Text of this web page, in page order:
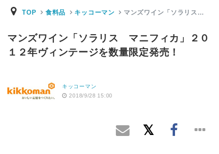
TOP 食料品 キッコーマン マンズワイン「ソラリス…
マンズワイン「ソラリス マニフィカ」２０
１２年ヴィンテージを数量限定発売！
キッコーマン
2018/9/28 15:00